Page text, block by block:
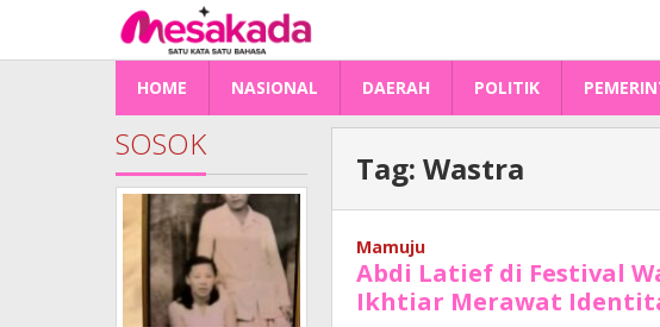
konten
HOME NASIONAL DAERAH POLITIK
SOSOK
Tag:Wastra
Mamuju
Abdi Latief di Festival
Ikhtiar Merawat